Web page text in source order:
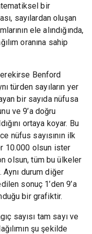
bir
sayılardan oluşan
ele alındığında,
oranına sahip
Benford
türden sayıların yer
bir sayıda nüfusa
ve 9’a doğru
ortaya koyar. Bu
nüfus sayısının ilk
10.000 olsun ister
olsun, tüm bu ülkeler
durum diğer
sonuç 1’den 9’a
bir grafiktir.
sayısı tam sayı ve
şu şekilde